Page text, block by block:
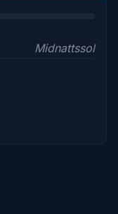
Midnattssol